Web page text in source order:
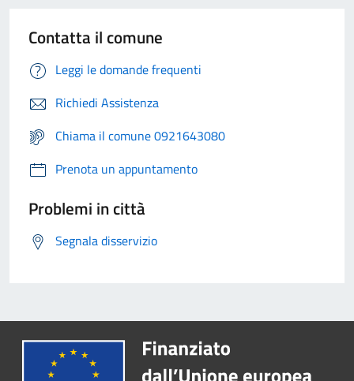
Contatta il comune
Leggi le domande frequenti
Richiedi Assistenza
Chiama il comune 0921643080
Prenota un appuntamento
Problemi in città
Segnala disservizio